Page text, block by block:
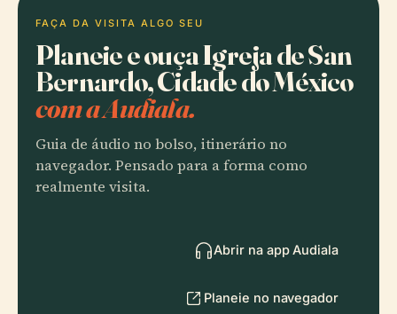
FAÇA DA VISITA ALGO SEU
Planeie e ouça Igreja de San
Bernardo, Cidade do México
com a Audiala.
Guia de áudio no bolso, itinerário no
navegador. Pensado para a forma como
realmente visita.
Abrir na app Audiala
Planeie no navegador